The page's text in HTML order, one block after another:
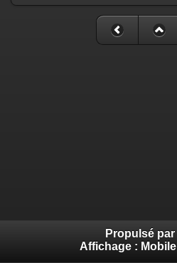
Propulsé par
Affichage : Mobile